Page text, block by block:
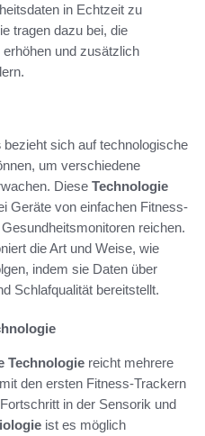
in Echtzeit zu
tragen dazu bei, die
und zusätzlich
bezieht sich auf technologische
um verschiedene
Diese Technologie
Geräte von einfachen Fitness-
reichen.
die Art und Weise, wie
indem sie Daten über
Schlafqualität bereitstellt.
Technologie reicht mehrere
den ersten Fitness-Trackern
in der Sensorik und
ist es möglich